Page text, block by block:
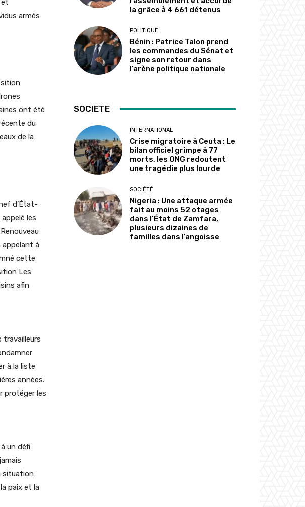
et
armés
ont été
du
de la
d’État-
les
appelant à
cette
Les
afin
travailleurs
à la liste
années.
protéger les
un défi
situation
paix et la
la grâce à 4 661 détenus
POLITIQUE
Bénin : Patrice Talon prend
les commandes du Sénat et
signe son retour dans
l’arène politique nationale
SOCIETE
INTERNATIONAL
Crise migratoire à Ceuta : Le
bilan officiel grimpe à 77
morts, les ONG redoutent
une tragédie plus lourde
SOCIÉTÉ
Nigeria : Une attaque armée
fait au moins 52 otages
dans l’État de Zamfara,
plusieurs dizaines de
familles dans l’angoisse